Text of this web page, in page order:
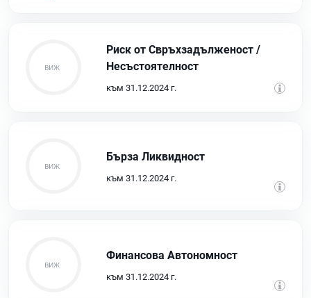
Риск от Свръхзадълженост /
Несъстоятелност
към 31.12.2024 г.
Бърза Ликвидност
към 31.12.2024 г.
Финансова Автономност
към 31.12.2024 г.